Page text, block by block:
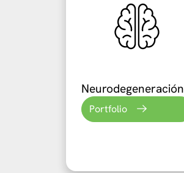
Neurodegeneración
Portfolio